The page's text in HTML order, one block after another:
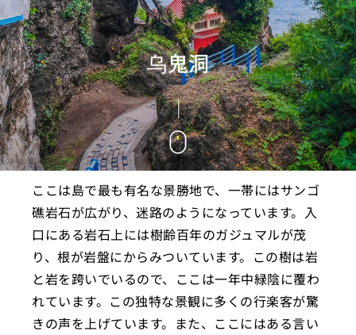
乌鬼洞
ここは島で最も有名な景勝地で、一帯にはサンゴ
礁岩石が広がり、迷路のようになっています。入
口にある岩石上には樹齢百年のガジュマルが茂
り、根が岩盤にからみついています。この樹は岩
と岩を跨いでいるので、ここは一年中緑陰に覆わ
れています。この独特な景観に多くの行楽客が驚
きの声を上げています。また、ここにはある言い